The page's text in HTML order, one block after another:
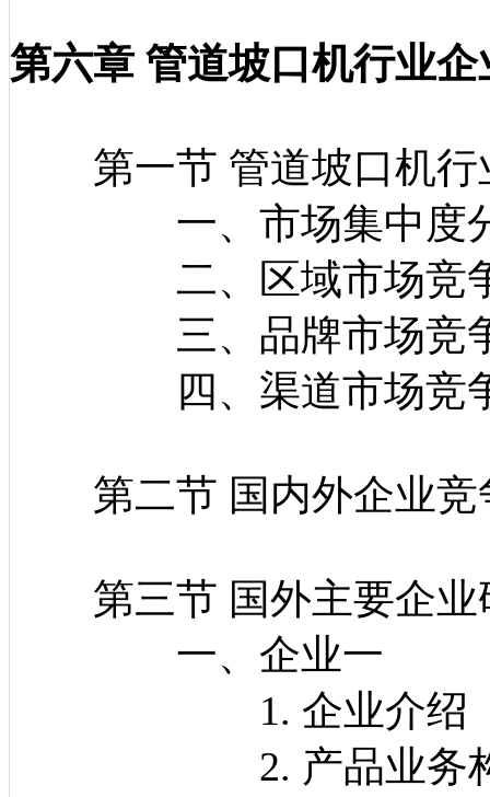
第六章 管道坡口机行业企
第一节 管道坡口机行
一、市场集中度
二、区域市场竞
三、品牌市场竞
四、渠道市场竞
第二节 国内外企业竞
第三节 国外主要企业
一、企业一
1. 企业介绍
2. 产品业务构